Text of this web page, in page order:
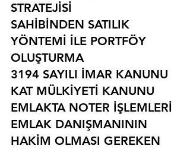
STRATEJİSİ
SAHİBİNDEN SATILIK
YÖNTEMİ İLE PORTFÖY
OLUŞTURMA
3194 SAYILI İMAR KANUNU
KAT MÜLKİYETİ KANUNU
EMLAKTA NOTER İŞLEMLERİ
EMLAK DANIŞMANININ
HAKİM OLMASI GEREKEN